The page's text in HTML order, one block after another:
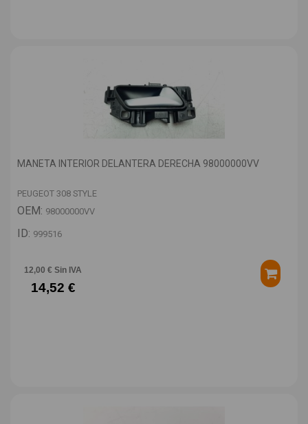
MANETA INTERIOR DELANTERA DERECHA 98000000VV
PEUGEOT 308 STYLE
OEM: 98000000VV
ID: 999516
12,00 € Sin IVA
14,52 €